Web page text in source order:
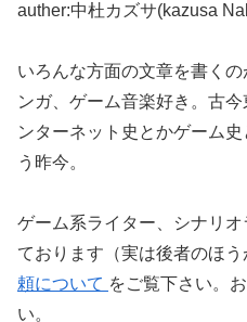
auther:中杜カズサ(kazusa
いろんな方面の文章を書く
ンガ、ゲーム音楽好き。古
ンターネット史とかゲーム
う昨今。
ゲーム系ライター、シナリ
ております（実は後者のほ
頼について をご覧下さい。
い。